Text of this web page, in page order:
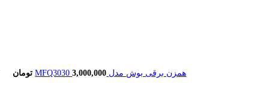
همزن برقی بوش مدل MFQ3030 3,000,000 تومان